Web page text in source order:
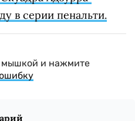
в серии пенальти.
мышкой и нажмите